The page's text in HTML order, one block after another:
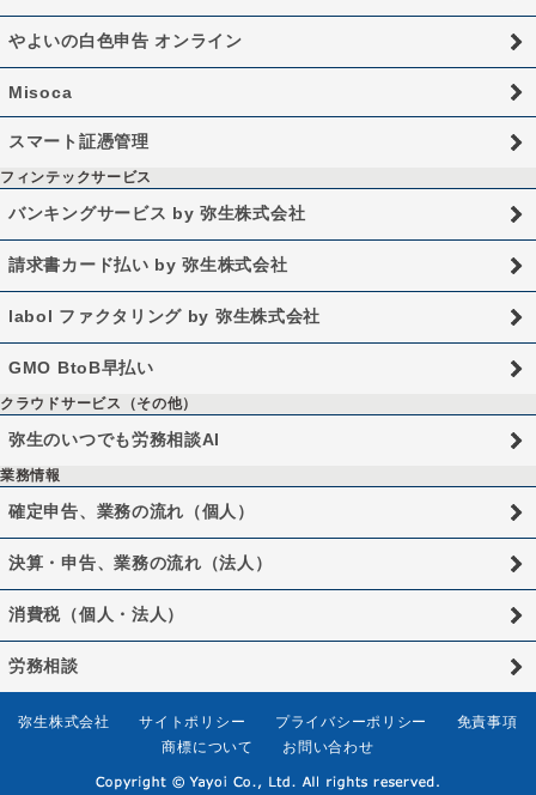
やよいの白色申告 オンライン
Misoca
スマート証憑管理
フィンテックサービス
バンキングサービス by 弥生株式会社
請求書カード払い by 弥生株式会社
labol ファクタリング by 弥生株式会社
GMO BtoB早払い
クラウドサービス（その他）
弥生のいつでも労務相談AI
業務情報
確定申告、業務の流れ（個人）
決算・申告、業務の流れ（法人）
消費税（個人・法人）
労務相談
弥生株式会社 サイトポリシー プライバシーポリシー
免責事項
商標について
お問い合わせ